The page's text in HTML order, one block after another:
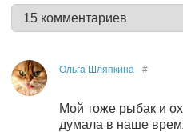
Ольга Шляпкина #
Мой тоже рыбак и
думала в наше